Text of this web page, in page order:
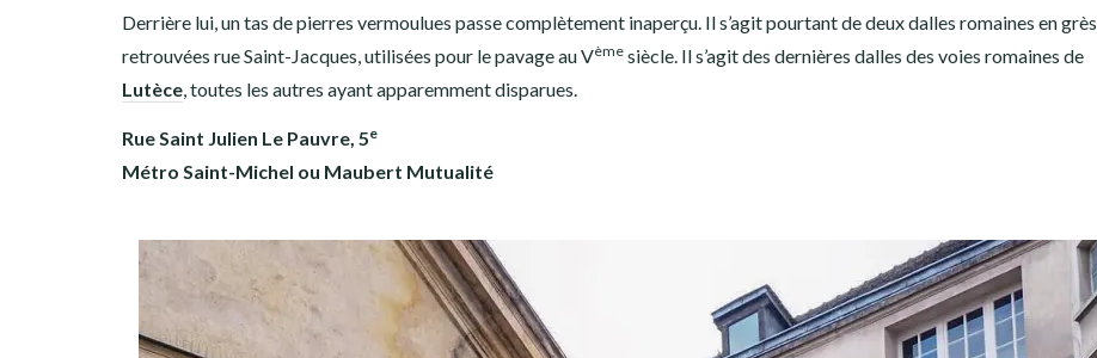
Derrière lui, un tas de pierres vermoulues passe complètement inaperçu. Il s’agit pourtant de deux dalles romaines en grès,
retrouvées rue Saint-Jacques, utilisées pour le pavage au Vème siècle. Il s’agit des dernières dalles des voies romaines de
Lutèce , toutes les autres ayant apparemment disparues.
Rue Saint Julien Le Pauvre, 5e
Métro Saint-Michel ou Maubert Mutualité